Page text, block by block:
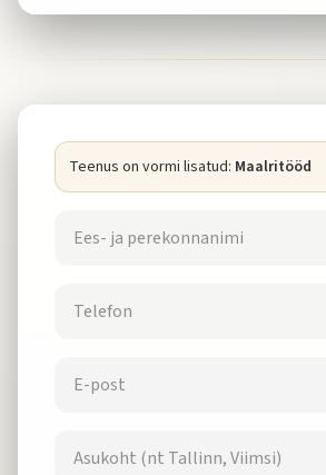
Teenus on vormi lisatud: Maalritööd